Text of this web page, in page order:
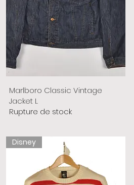
Marlboro Classic Vintage
Jacket L
Rupture de stock
Disney